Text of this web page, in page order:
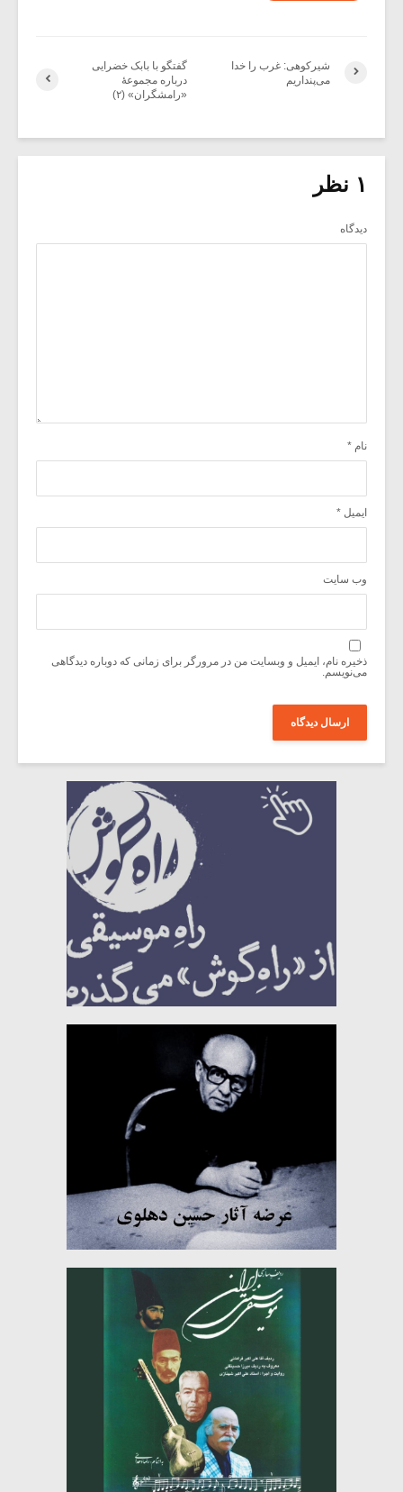
گفتگو با بابک خضرایی
درباره مجموعۀ
«رامشگران» (۲)
شیرکوهی: غرب را خدا
می‌پنداریم
۱ نظر
دیدگاه
نام *
ایمیل *
وب‌ سایت
ذخیره نام، ایمیل و وبسایت من در مرورگر برای زمانی که دوباره دیدگاهی
می‌نویسم.